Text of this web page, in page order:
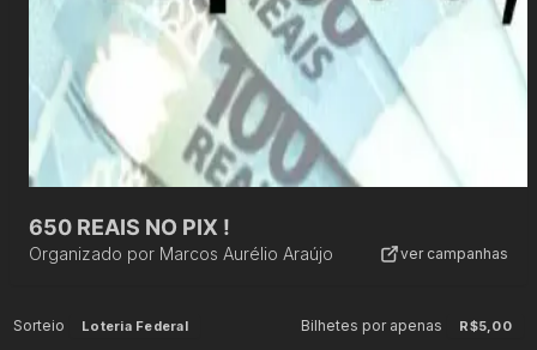
650 REAIS NO PIX !
Organizado por Marcos Aurélio Araújo ver campanhas
Sorteio Loteria Federal Bilhetes por apenas R$5,00